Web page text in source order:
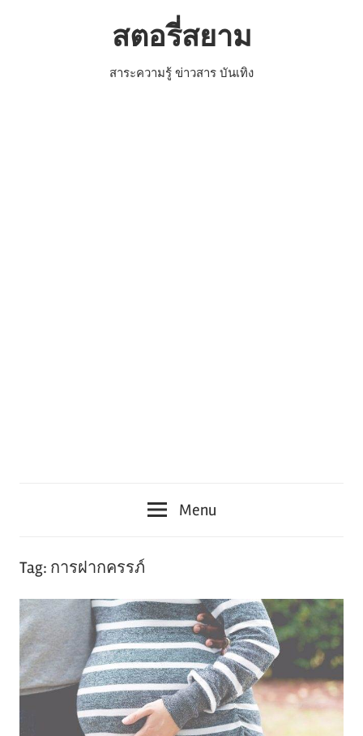
สตอรี่สยาม
สาระความรู้ ข่าวสาร บันเทิง
Menu
Tag: การฝากครรภ์